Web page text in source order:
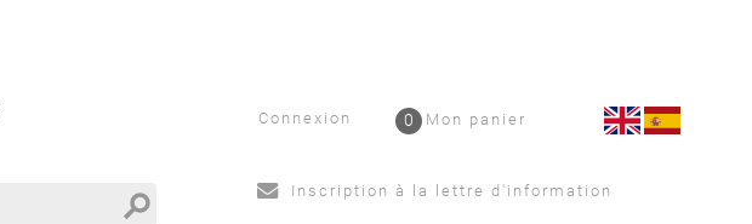
search
Connexion Mon panier
0
Inscription à la lettre d'information